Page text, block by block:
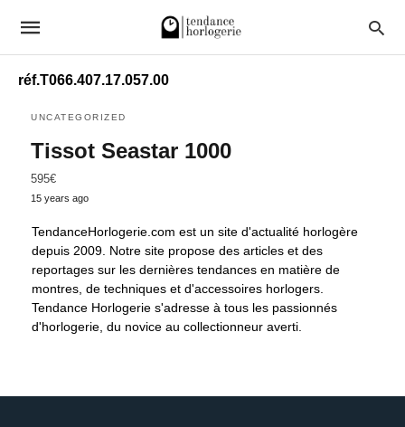
réf.T066.407.17.057.00
UNCATEGORIZED
Tissot Seastar 1000
595€
15 years ago
TendanceHorlogerie.com est un site d'actualité horlogère
depuis 2009. Notre site propose des articles et des
reportages sur les dernières tendances en matière de
montres, de techniques et d'accessoires horlogers.
Tendance Horlogerie s'adresse à tous les passionnés
d'horlogerie, du novice au collectionneur averti.